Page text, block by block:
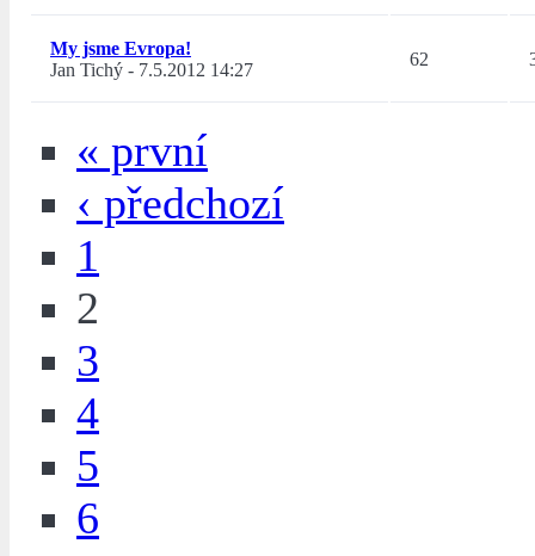
My jsme Evropa!
Jan Tichý - 7.5.2012 14:27
62
« první
‹ předchozí
1
2
3
4
5
6